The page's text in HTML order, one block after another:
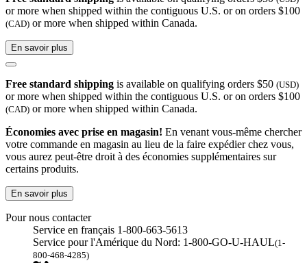
or more when shipped within the contiguous U.S. or on orders $100
(CAD) or more when shipped within Canada.
En savoir plus
Free standard shipping is available on qualifying orders $50 (USD)
or more when shipped within the contiguous U.S. or on orders $100
(CAD) or more when shipped within Canada.
Économies avec prise en magasin! En venant vous-même chercher
votre commande en magasin au lieu de la faire expédier chez vous,
vous aurez peut-être droit à des économies supplémentaires sur
certains produits.
En savoir plus
Pour nous contacter
Service en français 1-800-663-5613
Service pour l'Amérique du Nord: 1-800-GO-U-HAUL(1-
800-468-4285)